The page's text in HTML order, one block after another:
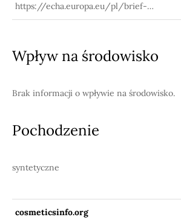
https://echa.europa.eu/pl/brief-
profile/-/briefprofile/100.001.409
Wpływ na środowisko
Brak informacji o wpływie na środowisko.
Pochodzenie
syntetyczne
cosmeticsinfo.org